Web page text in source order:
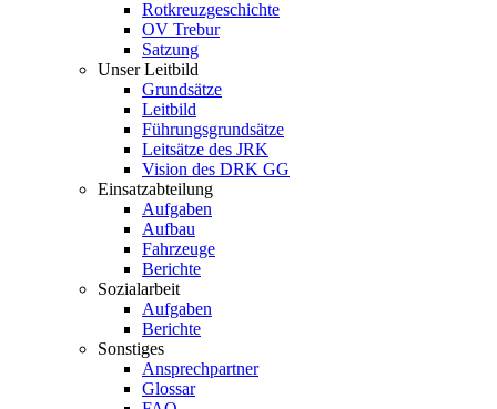
Rotkreuzgeschichte
OV Trebur
Satzung
Unser Leitbild
Grundsätze
Leitbild
Führungsgrundsätze
Leitsätze des JRK
Vision des DRK GG
Einsatzabteilung
Aufgaben
Aufbau
Fahrzeuge
Berichte
Sozialarbeit
Aufgaben
Berichte
Sonstiges
Ansprechpartner
Glossar